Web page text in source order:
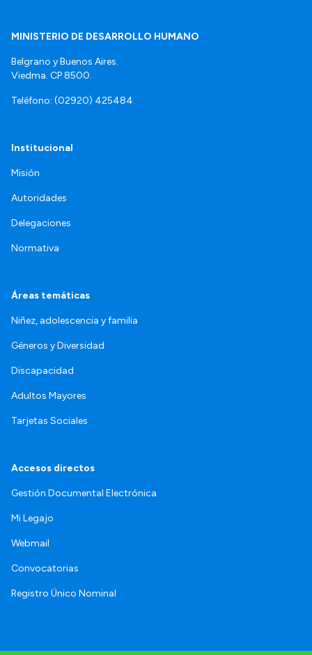
MINISTERIO DE DESARROLLO HUMANO
Belgrano y Buenos Aires.
Viedma. CP 8500.
Teléfono: (02920) 425484
Institucional
Misión
Autoridades
Delegaciones
Normativa
Áreas temáticas
Niñez, adolescencia y familia
Géneros y Diversidad
Discapacidad
Adultos Mayores
Tarjetas Sociales
Accesos directos
Gestión Documental Electrónica
Mi Legajo
Webmail
Convocatorias
Registro Único Nominal